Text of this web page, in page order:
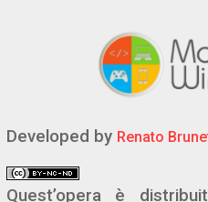
Developed by Renato
Quest’opera è